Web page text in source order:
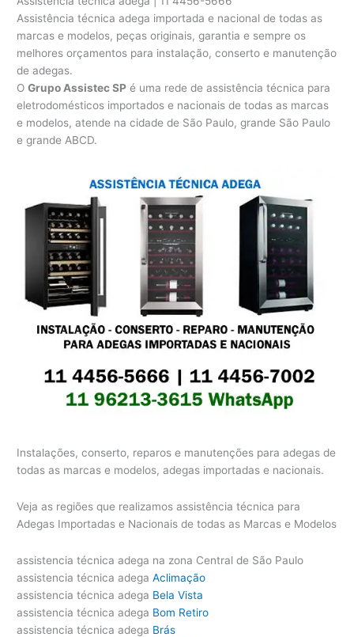
Assistência técnica adega importada e nacional de todas as
marcas e modelos, peças originais, garantia e sempre os
melhores orçamentos para instalação, conserto e manutenção
de adegas.
OGrupo Assistec SP é uma rede de assistência técnica para
eletrodomésticos importados e nacionais de todas as marcas
e modelos, atende na cidade de São Paulo, grande São Paulo
e grande ABCD.
Instalações, conserto, reparos e manutenções para adegas de
todas as marcas e modelos, adegas importadas e nacionais.
Veja as regiões que realizamos assistência técnica para
Adegas Importadas e Nacionais de todas as Marcas e Modelos
assistencia técnica adega na zona Central de São Paulo
assistencia técnica adega Aclimação
assistencia técnica adega Bela Vista
assistencia técnica adega Bom Retiro
assistencia técnica adega Brás